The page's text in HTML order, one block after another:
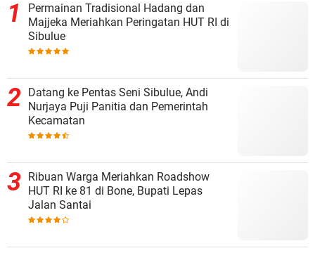
Permainan Tradisional Hadang dan
Majjeka Meriahkan Peringatan HUT RI di
Sibulue
Datang ke Pentas Seni Sibulue, Andi
Nurjaya Puji Panitia dan Pemerintah
Kecamatan
Ribuan Warga Meriahkan Roadshow
HUT RI ke 81 di Bone, Bupati Lepas
Jalan Santai